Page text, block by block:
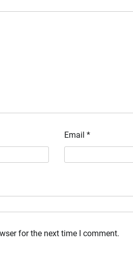
Email *
for the next time I comment.